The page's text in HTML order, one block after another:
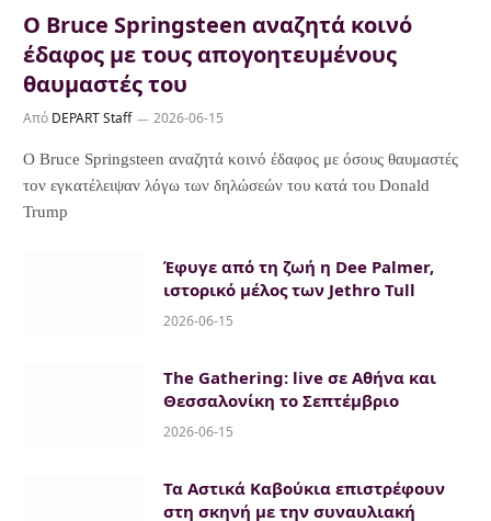
Ο Bruce Springsteen αναζητά κοινό
έδαφος με τους απογοητευμένους
θαυμαστές του
Από DEPART Staff 2026-06-15
Ο Bruce Springsteen αναζητά κοινό έδαφος με όσους θαυμαστές
τον εγκατέλειψαν λόγω των δηλώσεών του κατά του Donald
Trump
Έφυγε από τη ζωή η Dee Palmer,
ιστορικό μέλος των Jethro Tull
2026-06-15
The Gathering: live σε Αθήνα και
Θεσσαλονίκη το Σεπτέμβριο
2026-06-15
Τα Αστικά Καβούκια επιστρέφουν
στη σκηνή με την συναυλιακή